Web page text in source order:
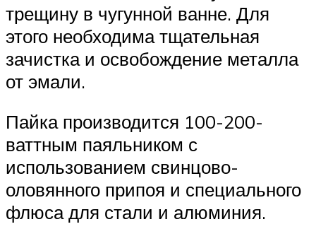
трещину в чугунной ванне. Для
этого необходима тщательная
зачистка и освобождение металла
от эмали.
Пайка производится 100-200-
ваттным паяльником с
использованием свинцово-
оловянного припоя и специального
флюса для стали и алюминия.